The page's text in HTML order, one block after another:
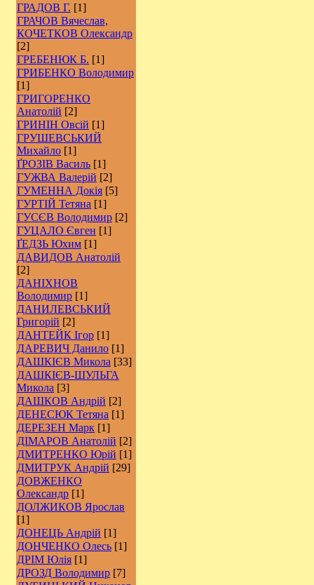
ГРАДОВ Г. [1]
ГРАЧОВ Вячеслав,
КОЧЕТКОВ Олександр
[2]
ГРЕБЕНЮК Б. [1]
ГРИБЕНКО Володимир
[1]
ГРИГОРЕНКО
Анатолій [2]
ГРИНІН Овсій [1]
ГРУШЕВСЬКИЙ
Михайло [1]
ҐРОЗІВ Василь [1]
ГУЖВА Валерій [2]
ГУМЕННА Докія [5]
ГУРТІЙ Тетяна [1]
ГУСЄВ Володимир [2]
ГУЦАЛО Євген [1]
ҐЕДЗЬ Юхим [1]
ДАВИДОВ Анатолій
[2]
ДАНІХНОВ
Володимир [1]
ДАНИЛЕВСЬКИЙ
Григорій [2]
ДАНТЕЙК Ігор [1]
ДАРЕВИЧ Данило [1]
ДАШКІЄВ Микола [33]
ДАШКІЄВ-ШУЛЬГА
Микола [3]
ДАШКОВ Андрій [2]
ДЕНЕСЮК Тетяна [1]
ДЕРЕЗЕН Марк [1]
ДІМАРОВ Анатолій [2]
ДМИТРЕНКО Юрій [1]
ДМИТРУК Андрій [29]
ДОВЖЕНКО
Олександр [1]
ДОЛЖИКОВ Ярослав
[1]
ДОНЕЦЬ Андрій [1]
ДОНЧЕНКО Олесь [1]
ДРІМ Юлія [1]
ДРОЗД Володимир [7]